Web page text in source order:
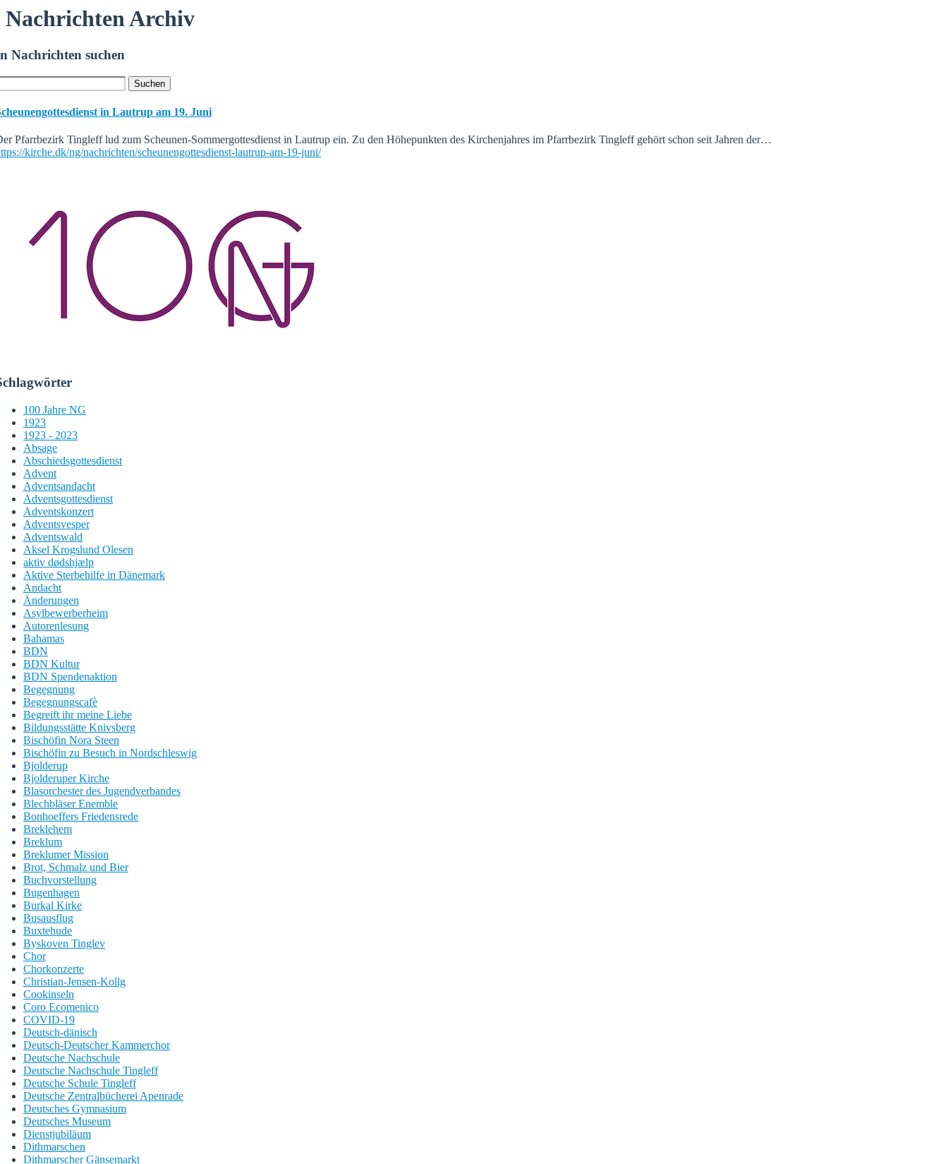
Nachrichten Archiv
Nachrichten suchen
in Lautrup am 19. Juni
Pfarrbezirk Tingleff lud zum Scheunen-Sommergottesdienst in Lautrup ein. Zu den Höhepunkten des Kirchenjahres im Pfarrbezirk Tingleff gehört schon seit Jahren der…
kirche.dk/ng/nachrichten/scheunengottesdienst-lautrup-am-19-juni/
100 Jahre NG
1923
1923 - 2023
Absage
Abschiedsgottesdienst
Advent
Adventsandacht
Adventsgottesdienst
Adventskonzert
Adventsvesper
Adventswald
Aksel Krogslund Olesen
aktiv dødshjælp
Aktive Sterbehilfe in Dänemark
Andacht
Änderungen
Asylbewerberheim
Autorenlesung
Bahamas
BDN
BDN Kultur
BDN Spendenaktion
Begegnung
Begegnungscafè
Begreift ihr meine Liebe
Bildungsstätte Knivsberg
Bischöfin Nora Steen
Bischöfin zu Besuch in Nordschleswig
Bjolderup
Bjolderuper Kirche
Blasorchester des Jugendverbandes
Blechbläser Enemble
Bonhoeffers Friedensrede
Breklehem
Breklum
Breklumer Mission
Brot, Schmalz und Bier
Buchvorstellung
Bugenhagen
Burkal Kirke
Busausflug
Buxtehude
Byskoven Tinglev
Chor
Chorkonzerte
Christian-Jensen-Kollg
Cookinseln
Coro Ecomenico
COVID-19
Deutsch-dänisch
Deutsch-Deutscher Kammerchor
Deutsche Nachschule
Deutsche Nachschule Tingleff
Deutsche Schule Tingleff
Deutsche Zentralbücherei Apenrade
Deutsches Gymnasium
Deutsches Museum
Dienstjubiläum
Dithmarschen
Dithmarscher Gänsemarkt